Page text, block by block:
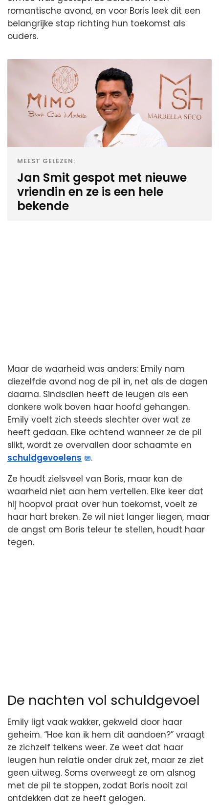
romantische avond, en voor Boris leek dit een
belangrijke stap richting hun toekomst als
ouders.
MEEST GELEZEN:
Jan Smit gespot met nieuwe
vriendin en ze is een hele
bekende
Maar de waarheid was anders: Emily nam
diezelfde avond nog de pil in, net als de dagen
daarna. Sindsdien heeft de leugen als een
donkere wolk boven haar hoofd gehangen.
Emily voelt zich steeds slechter over wat ze
heeft gedaan. Elke ochtend wanneer ze de pil
slikt, wordt ze overvallen door schaamte en
schuldgevoelens
.
Ze houdt zielsveel van Boris, maar kan de
waarheid niet aan hem vertellen. Elke keer dat
hij hoopvol praat over hun toekomst, voelt ze
haar hart breken. Ze wil niet langer liegen, maar
de angst om Boris teleur te stellen, houdt haar
tegen.
De nachten vol schuldgevoel
Emily ligt vaak wakker, gekweld door haar
geheim. “Hoe kan ik hem dit aandoen?” vraagt
ze zichzelf telkens weer. Ze weet dat haar
leugen hun relatie onder druk zet, maar ze ziet
geen uitweg. Soms overweegt ze om alsnog
met de pil te stoppen, zodat Boris nooit zal
ontdekken dat ze heeft gelogen.